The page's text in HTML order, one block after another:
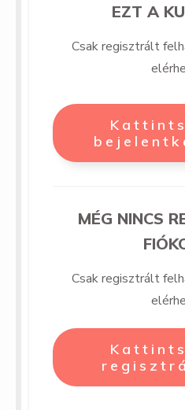
EZT A
Csak regisztrált
MÉG NINCS
Csak regisztrált